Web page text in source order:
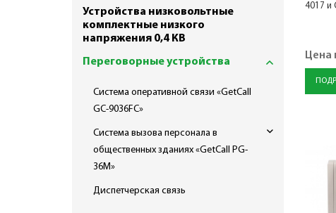
Устройства низковольтные
комплектные низкого
напряжения 0,4 КВ
Переговорные устройства
Система оперативной связи «GetCall
GC-9036FC»
Система вызова персонала в
общественных зданиях «GetCall PG-
36M»
Диспетчерская связь
4017 и
Цена